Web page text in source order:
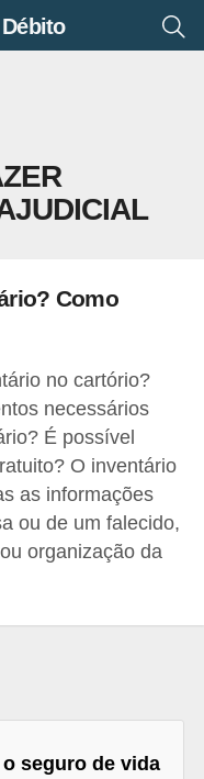
Como
no cartório?
necessários
É possível
O inventário
as informações
ou de um falecido,
organização da
seguro de vida